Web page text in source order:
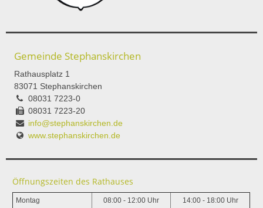
Gemeinde Stephanskirchen
Rathausplatz 1
83071 Stephanskirchen
08031 7223-0
08031 7223-20
info@stephanskirchen.de
www.stephanskirchen.de
Öffnungszeiten des Rathauses
Montag 08:00 - 12:00 Uhr 14:00 - 18:00 Uhr